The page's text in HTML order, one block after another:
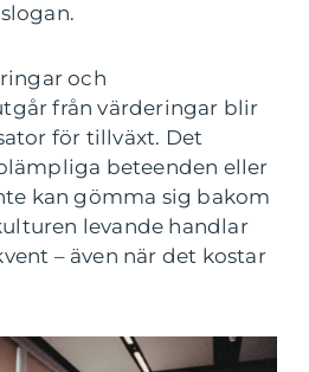
och
från värderingar blir
för tillväxt. Det
beteenden eller
kan gömma sig bakom
levande handlar
– även när det kostar